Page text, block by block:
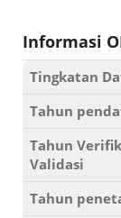
Informasi
Tingkatan
Tahun
Tahun
Validasi
Tahun